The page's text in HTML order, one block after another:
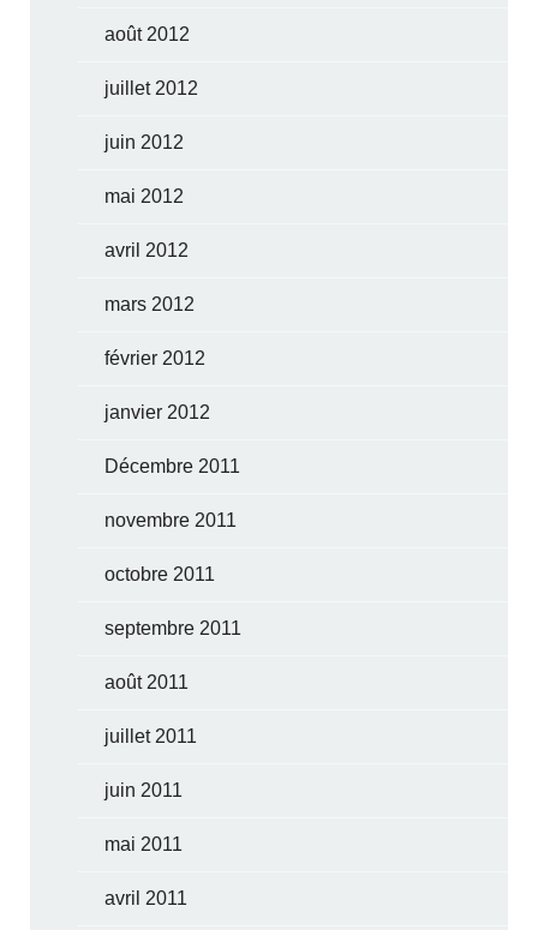
août 2012
juillet 2012
juin 2012
mai 2012
avril 2012
mars 2012
février 2012
janvier 2012
Décembre 2011
novembre 2011
octobre 2011
septembre 2011
août 2011
juillet 2011
juin 2011
mai 2011
avril 2011